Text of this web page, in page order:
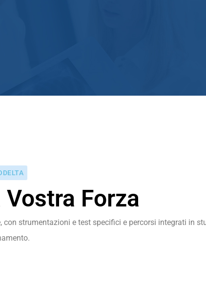
Forza
strumentazioni e test specifici e percorsi integrati in